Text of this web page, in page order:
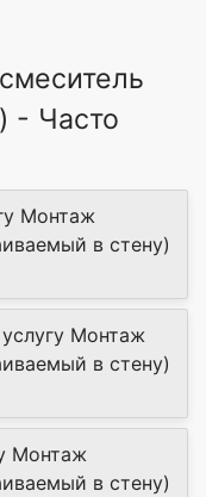
- Часто
Монтаж
в стену)
Монтаж
в стену)
Монтаж
в стену)